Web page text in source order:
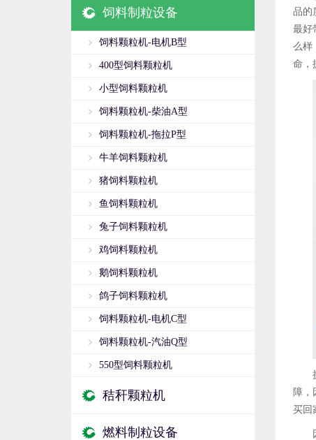
品的
最好
么样
命，
障，
买回
饲料制粒设备
饲料颗粒机-电机B型
400型饲料颗粒机
小型饲料颗粒机
饲料颗粒机-柴油A型
饲料颗粒机-拖拉P型
牛羊饲料颗粒机
猪饲料颗粒机
鱼饲料颗粒机
兔子饲料颗粒机
鸡饲料颗粒机
鹅饲料颗粒机
鸽子饲料颗粒机
饲料颗粒机-电机C型
饲料颗粒机-汽油Q型
550型饲料颗粒机
秸秆颗粒机
燃料制粒设备